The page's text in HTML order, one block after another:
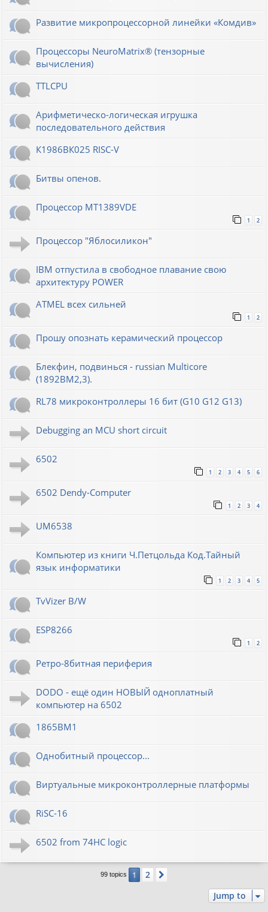
Развитие микропроцессорной линейки «Комдив»
Процессоры NeuroMatrix® (тензорные
вычисления)
TTLCPU
Арифметическо-логическая игрушка
последовательного действия
К1986ВК025 RISC-V
Битвы опенов.
Процессор MT1389VDE
1 2
Процессор "Яблосиликон"
IBM отпустила в свободное плавание свою
архитектуру POWER
ATMEL всех сильней
1 2
Прошу опознать керамический процессор
Блекфин, подвинься - russian Multicore
(1892ВМ2,3).
RL78 микроконтроллеры 16 бит (G10 G12 G13)
Debugging an MCU short circuit
6502
1 2 3 4 5 6
6502 Dendy-Computer
1 2 3 4
UM6538
Компьютер из книги Ч.Петцольда Код.Тайный
язык информатики
1 2 3 4 5
TvVizer B/W
ESP8266
1 2
Ретро-8битная периферия
DODO - ещё один НОВЫЙ одноплатный
компьютер на 6502
1865ВМ1
Однобитный процессор...
Виртуальные микроконтроллерные платформы
RiSC-16
6502 from 74HC logic
99 topics 1 2
Jump to